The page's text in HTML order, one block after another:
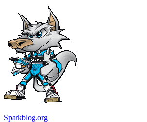
contenuto
Sparkblog.org